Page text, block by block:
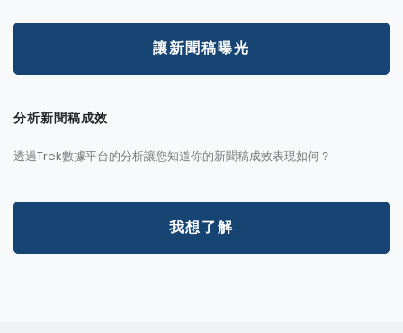
讓新聞稿曝光
分析新聞稿成效
透過Trek數據平台的分析讓您知道你的新聞稿成效表現如何？
我想了解